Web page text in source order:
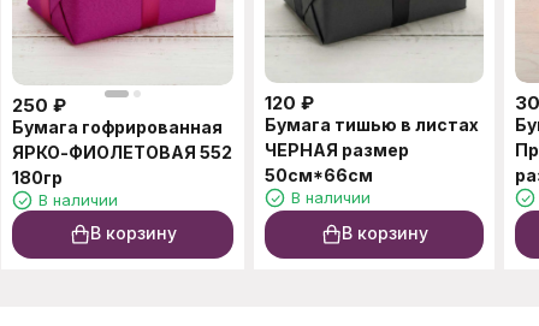
250 ₽
Бумага гофрированная
ЯРКО-ФИОЛЕТОВАЯ 552
180гр
В наличии
В корзину
120 ₽
Бумага тишью в листах
ЧЕРНАЯ размер
50см*66см
В наличии
В корзину